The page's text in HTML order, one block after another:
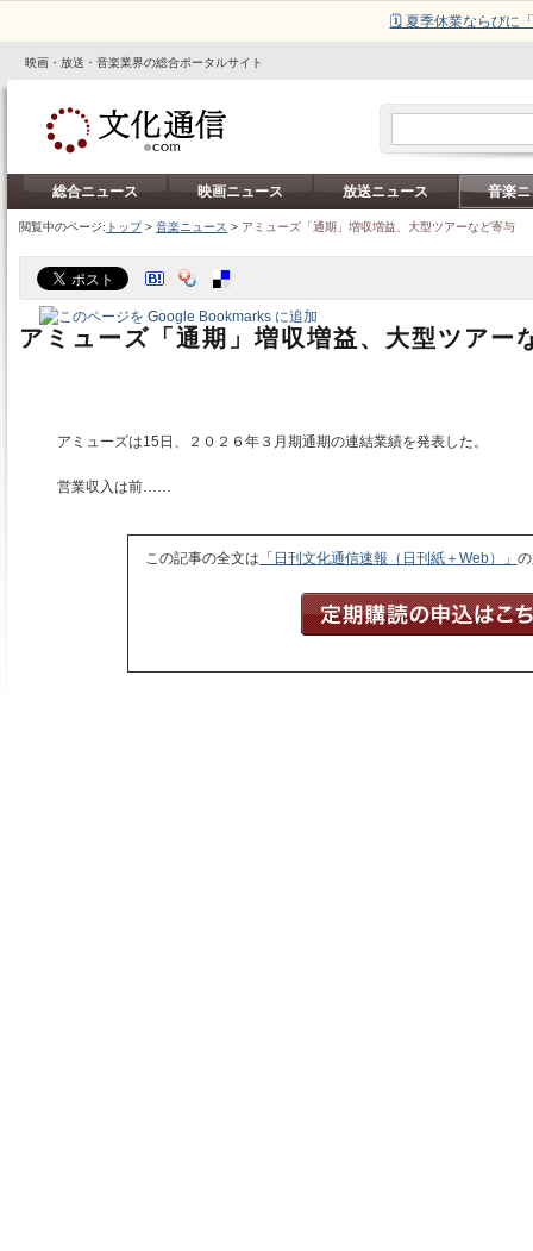
🗓️ 夏季休業ならびに
映画・放送・音楽業界の総合ポータルサイト
総合ニュース 映画ニュース 放送ニュース 音楽
閲覧中のページ: トップ> 音楽ニュース > アミューズ「通期」増収増益、大型ツアーなど寄与
アミューズ「通期」増収増益、大型ツアー
アミューズは15日、２０２６年３月期通期の連結業績を発表した。
営業収入は前……
この記事の全文は 「日刊文化通信速報（日刊紙＋Web）」